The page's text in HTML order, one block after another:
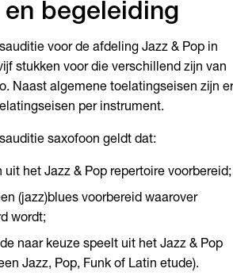
begeleiding
voor de afdeling Jazz & Pop in
stukken voor die verschillend zijn van
Naast algemene toelatingseisen zijn er
per instrument.
saxofoon geldt dat:
uit het Jazz & Pop repertoire voorbereid;
(jazz)blues voorbereid waarover
wordt;
naar keuze speelt uit het Jazz & Pop
Jazz, Pop, Funk of Latin etude).